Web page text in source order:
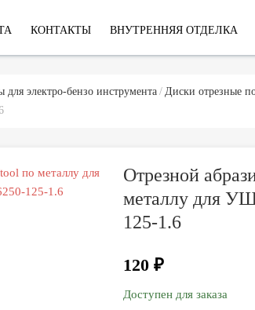
КОНТАКТЫ ВНУТРЕННЯЯ ОТДЕЛКА
для электро-бензо инструмента
Диски отрезные
Отрезной
металлу для
125-1.6
120 ₽
Доступен для заказа